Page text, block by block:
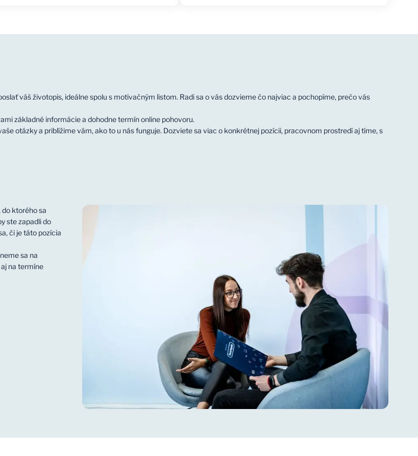
váš životopis, ideálne spolu s motivačným listom. Radi sa o vás dozvieme čo najviac a pochopíme, prečo vás
základné informácie a dohodne termín online pohovoru.
otázky a priblížime vám, ako to u nás funguje. Dozviete sa viac o konkrétnej pozícii, pracovnom prostredí aj tíme, s
ktorého sa
ste zapadli do
či je táto pozícia
sa na
na termíne